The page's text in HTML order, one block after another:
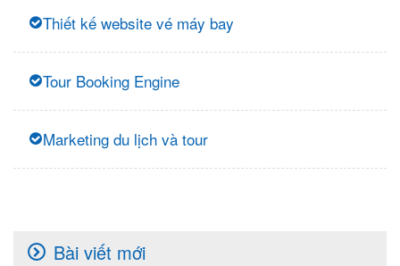
Thiết kế website vé máy bay
Tour Booking Engine
Marketing du lịch và tour
Bài viết mới